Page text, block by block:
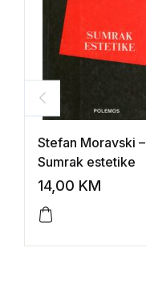
Stefan Moravski –
Sumrak estetike
14,00 KM